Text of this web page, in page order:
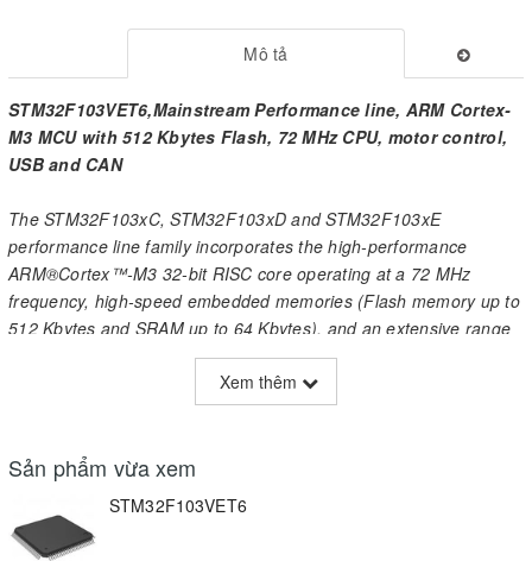
Mô tả
STM32F103VET6 ,Mainstream Performance line, ARM Cortex-
M3 MCU with 512 Kbytes Flash, 72 MHz CPU, motor control,
USB and CAN
The STM32F103xC, STM32F103xD and STM32F103xE
performance line family incorporates the high-performance
ARM®Cortex™-M3 32-bit RISC core operating at a 72 MHz
frequency, high-speed embedded memories (Flash memory up to
512 Kbytes and SRAM up to 64 Kbytes), and an extensive range
of enhanced I/Os and peripherals connected to two APB buses.
All devices offer three 12-bit ADCs, four general-purpose 16-bit
timers plus two PWM timers, as well as standard and advanced
one SDIO, five USARTs, an USB and a CAN.
The STM32F103xx high-density performance line family operates
in the –40 to +105 °C temperature range, from a 2.0 to 3.6 V
Xem thêm
Sản phẩm vừa xem
STM32F103VET6